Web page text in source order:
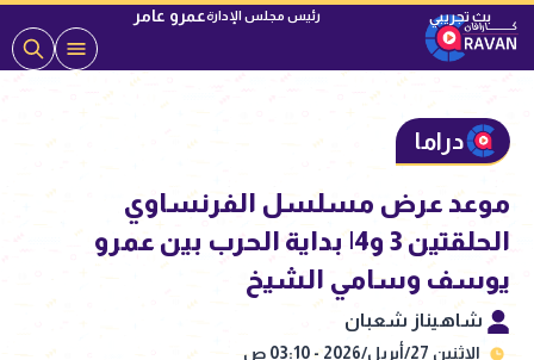
رئيس مجلس الإدارةعمرو عامر
دراما
موعد عرض مسلسل الفرنساوي
الحلقتين 3 و4| بداية الحرب بين عمرو
يوسف وسامي الشيخ
شاهيناز شعبان
الإثنين 27/أبريل/2026 - 03:10 ص